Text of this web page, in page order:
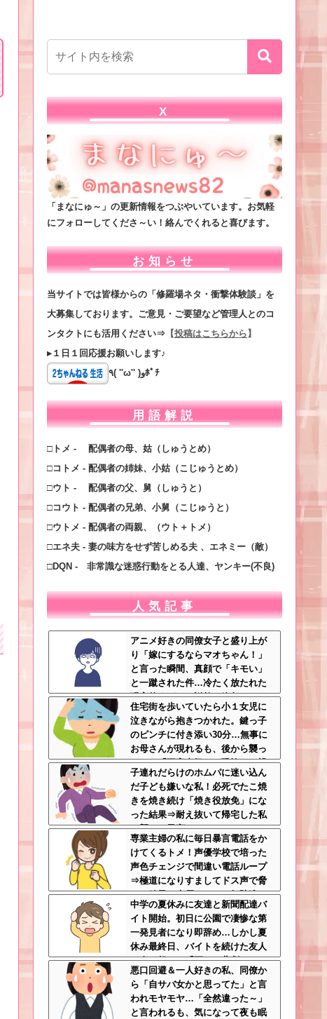
X
「まなにゅ～」の更新情報をつぶやいています。お気軽
にフォローしてくださ～い！絡んでくれると喜びます。
お知らせ
当サイトでは皆様からの「修羅場ネタ・衝撃体験談」を
大募集しております。ご意見・ご要望など管理人とのコ
ンタクトにも活用ください⇒ 【投稿はこちらから 】
▸１日１回応援お願いします♪
٩( ''ω'' )وﾎﾟﾁ
用語解説
□トメ - 配偶者の母、姑（しゅうとめ）
□コトメ - 配偶者の姉妹、小姑（こじゅうとめ）
□ウト - 配偶者の父、舅（しゅうと）
□コウト - 配偶者の兄弟、小舅（こじゅうと）
□ウトメ - 配偶者の両親、（ウト＋トメ）
□エネ夫 - 妻の味方をせず苦しめる夫 、エネミー（敵）
□DQN - 非常識な迷惑行動をとる人達、ヤンキー(不良)
人気記事
アニメ好きの同僚女子と盛り上が
り「嫁にするならマオちゃん！」
と言った瞬間、真顔で「キモい」
と一蹴された件…冷たく放たれた
現実的すぎるお説教に絶句←オタ
クのノリをリアルで出すとそうな
る
住宅街を歩いていたら小１女児に
泣きながら抱きつかれた。鍵っ子
のピンチに付き添い30分…無事に
お母さんが現れるも、後から襲っ
てきた「不審者扱いの恐怖」←親
切心が裏目に出るかもしれない世
の中怖すぎる
子連れだらけのホムパに迷い込ん
だ子ども嫌いな私！必死でたこ焼
きを焼き続け「焼き役放免」にな
った結果⇒耐え抜いて帰宅した私
を襲った異変ｗｗｗ←ストレスで3
7.5度の熱が出るのは凄まじい
専業主婦の私に毎日暴言電話をか
けてくるトメ！声優学校で培った
声色チェンジで間違い電話ループ
⇒極道になりすましてドス声で脅
した結果←声優スキルの無駄遣い
が最高すぎるｗｗｗ
中学の夏休みに友達と新聞配達バ
イト開始。初日に公園で凄惨な第
一発見者になり即辞め…しかし夏
休み最終日、バイトを続けた友人
の身に起きた「更なる悲劇」←こ
のバイト先、呪われすぎだろ
悪口回避＆一人好きの私、同僚か
ら「自サバ女かと思ってた」と言
われモヤモヤ…「全然違った～」
と言われるも、気になって夜も眠